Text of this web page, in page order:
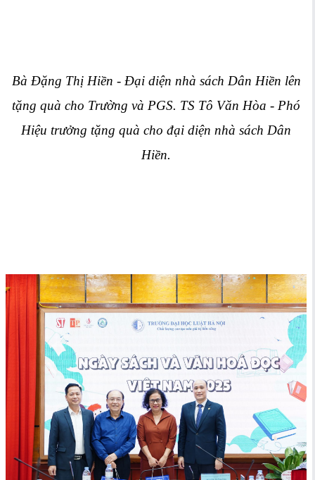
Bà Đặng Thị Hiền - Đại diện nhà sách Dân Hiền lên
tặng quà cho Trường và PGS. TS Tô Văn Hòa - Phó
Hiệu trưởng tặng quà cho đại diện nhà sách Dân
Hiền.